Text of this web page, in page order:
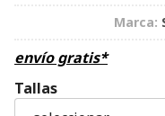
Marca:
envío gratis*
Tallas